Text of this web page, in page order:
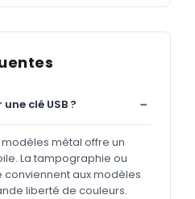
clé USB ?
métal offre un
La tampographie ou
aux modèles
liberté de couleurs.